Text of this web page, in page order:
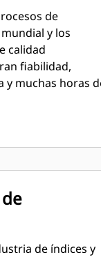
de
y los
calidad
fiabilidad,
y muchas horas
de índices y